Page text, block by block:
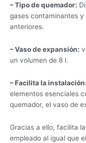
– Tipo de quemador:
gases contaminantes
anteriores.
– Vaso de expansión:
un volumen de 8 l.
– Facilita la instalación:
elementos esenciales
quemador, el vaso de
Gracias a ello, facilita
empleado al igual que